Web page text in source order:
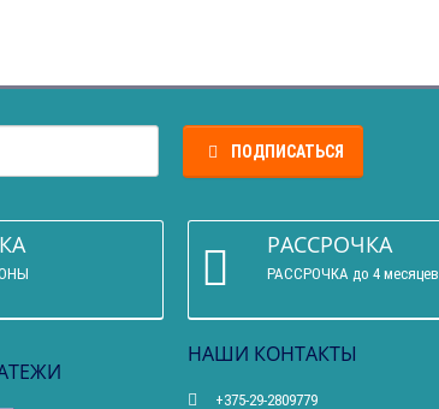
ПОДПИСАТЬСЯ
РАССРОЧКА
РАССРОЧКА до 4 месяцев
НАШИ КОНТАКТЫ
+375-29-2809779